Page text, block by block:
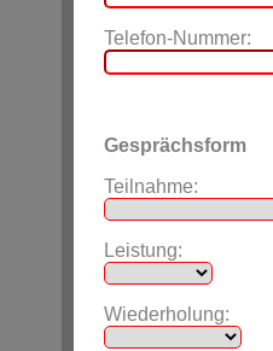
Telefon-Nummer:
Gesprächsform
Teilnahme:
Leistung:
Wiederholung: